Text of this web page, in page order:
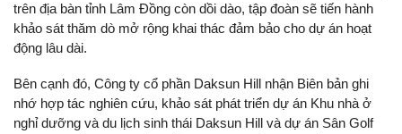
trên địa bàn tỉnh Lâm Đồng còn dồi dào, tập đoàn sẽ tiến hành
khảo sát thăm dò mở rộng khai thác đảm bảo cho dự án hoạt
động lâu dài.
Bên cạnh đó, Công ty cổ phần Daksun Hill nhận Biên bản ghi
nhớ hợp tác nghiên cứu, khảo sát phát triển dự án Khu nhà ở
nghỉ dưỡng và du lịch sinh thái Daksun Hill và dự án Sân Golf